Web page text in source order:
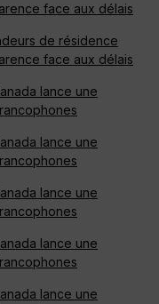
face aux délais
de résidence
face aux délais
lance une
lance une
lance une
lance une
lance une